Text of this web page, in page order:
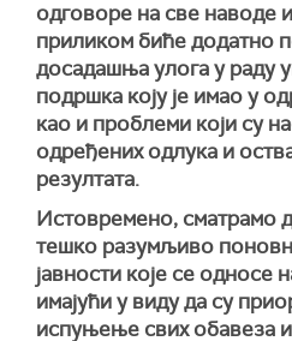
одговоре на све наводе
приликом биће додатно
досадашња улога у раду
подршка коју је имао у
као и проблеми који су
одређених одлука и
резултата.
Истовремено, сматрамо
тешко разумљиво
јавности које се односе
имајући у виду да су
испуњење свих обавеза